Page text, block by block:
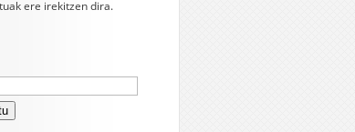
ere irekitzen dira.